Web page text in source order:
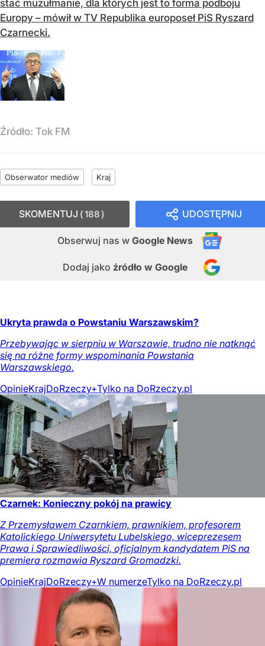
stać muzułmanie, dla których jest to forma podboju
Europy – mówił w TV Republika europoseł PiS Ryszard
Czarnecki.
Źródło: Tok FM
Obserwator mediów Kraj
UDOSTĘPNIJ
Obserwuj nas w Google News
Dodaj jako źródło w Google
SKOMENTUJ 188
Ukryta prawda o Powstaniu Warszawskim?
Przebywając w sierpniu w Warszawie, trudno nie natknąć
się na różne formy wspominania Powstania
Warszawskiego.
OpinieKrajDoRzeczy+Tylko na DoRzeczy.pl
Czarnek: Konieczny pokój na prawicy
Z Przemysławem Czarnkiem, prawnikiem, profesorem
Katolickiego Uniwersytetu Lubelskiego, wiceprezesem
Prawa i Sprawiedliwości, oficjalnym kandydatem PiS na
premiera rozmawia Ryszard Gromadzki.
OpinieKrajDoRzeczy+W numerzeTylko na DoRzeczy.pl